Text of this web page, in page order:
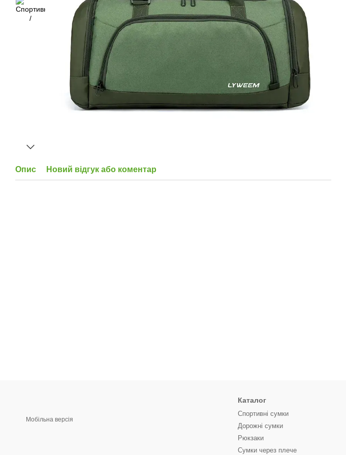
Опис Новий відгук або коментар
Мобільна версія
Каталог
Спортивні сумки
Дорожні сумки
Рюкзаки
Сумки через плече